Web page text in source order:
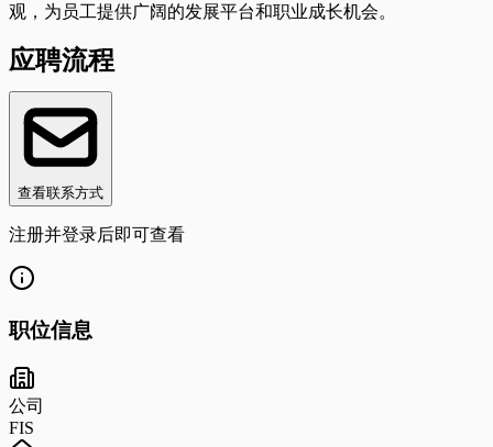
观，为员工提供广阔的发展平台和职业成长机会。
应聘流程
查看联系方式
注册并登录后即可查看
职位信息
公司
FIS